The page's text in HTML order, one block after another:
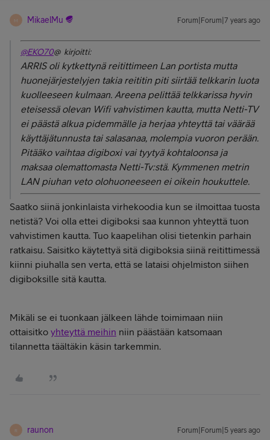
M MikaelMu Forum|Forum|7 years ago
@EKO70@ kirjoitti:
ARRIS oli kytkettynä reitittimeen Lan portista mutta
huonejärjestelyjen takia reititin piti siirtää telkkarin luota
kuolleeseen kulmaan. Areena pelittää telkkarissa hyvin
eteisessä olevan Wifi vahvistimen kautta, mutta Netti-TV
ei päästä alkua pidemmälle ja herjaa yhteyttä tai väärää
käyttäjätunnusta tai salasanaa, molempia vuoron perään.
Pitääko vaihtaa digiboxi vai tyytyä kohtaloonsa ja
maksaa olemattomasta Netti-Tv:stä. Kymmenen metrin
LAN piuhan veto olohuoneeseen ei oikein houkuttele.
Saatko siinä jonkinlaista virhekoodia kun se ilmoittaa tuosta
netistä? Voi olla ettei digiboksi saa kunnon yhteyttä tuon
vahvistimen kautta. Tuo kaapelihan olisi tietenkin parhain
ratkaisu. Saisitko käytettyä sitä digiboksia siinä reitittimessä
kiinni piuhalla sen verta, että se lataisi ohjelmiston siihen
digiboksille sitä kautta.
Mikäli se ei tuonkaan jälkeen lähde toimimaan niin
ottaisitko yhteyttä meihin niin päästään katsomaan
tilannetta täältäkin käsin tarkemmin.
R raunon Forum|Forum|5 years ago